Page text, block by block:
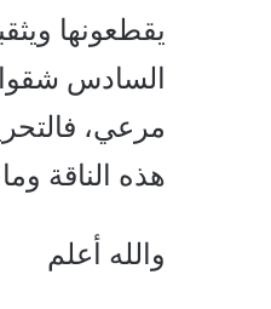
يقطعونها
السادس شقوا
مرعي،
هذه الناقة
والله أعلم